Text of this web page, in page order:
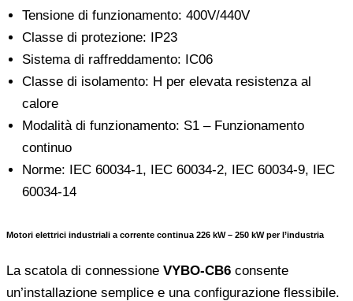
Tensione di funzionamento: 400V/440V
Classe di protezione: IP23
Sistema di raffreddamento: IC06
Classe di isolamento: H per elevata resistenza al
calore
Modalità di funzionamento: S1 – Funzionamento
continuo
Norme: IEC 60034-1, IEC 60034-2, IEC 60034-9, IEC
60034-14
Motori elettrici industriali a corrente continua 226 kW – 250 kW per l’industria
La scatola di connessione VYBO-CB6 consente
un’installazione semplice e una configurazione flessibile.